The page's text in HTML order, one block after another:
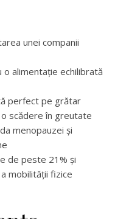
unei companii
o alimentație echilibrată
perfect pe grătar
scădere în greutate
menopauzei și
de peste 21% și
mobilității fizice